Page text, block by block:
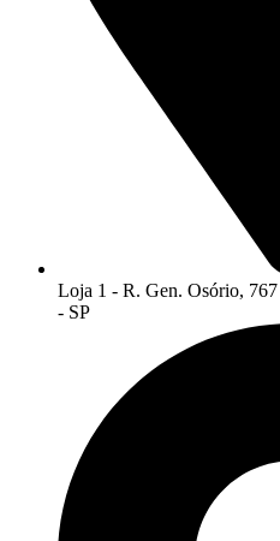
Loja 1 - R. Gen. Osório,
- SP